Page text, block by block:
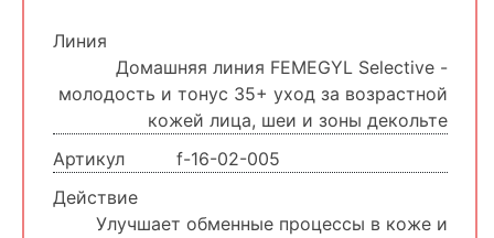
Линия
Домашняя линия FEMEGYL Selective -
молодость и тонус 35+ уход за возрастной
кожей лица, шеи и зоны декольте
Артикул
f-16-02-005
Действие
Улучшает обменные процессы в коже и